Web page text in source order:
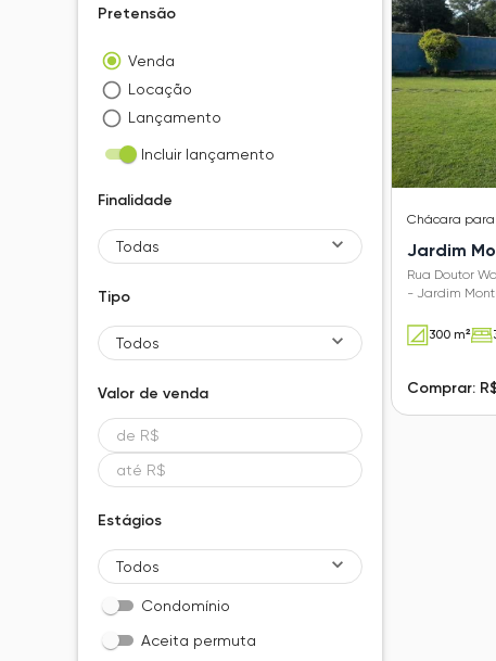
Pretensão
Venda
Locação
Lançamento
Incluir lançamento
Finalidade
Todas
Tipo
Todos
Valor de venda
Estágios
Todos
Condomínio
Aceita permuta
Chácara
Jardim
Rua Doutor
- Jardim
300 m²
Comprar: